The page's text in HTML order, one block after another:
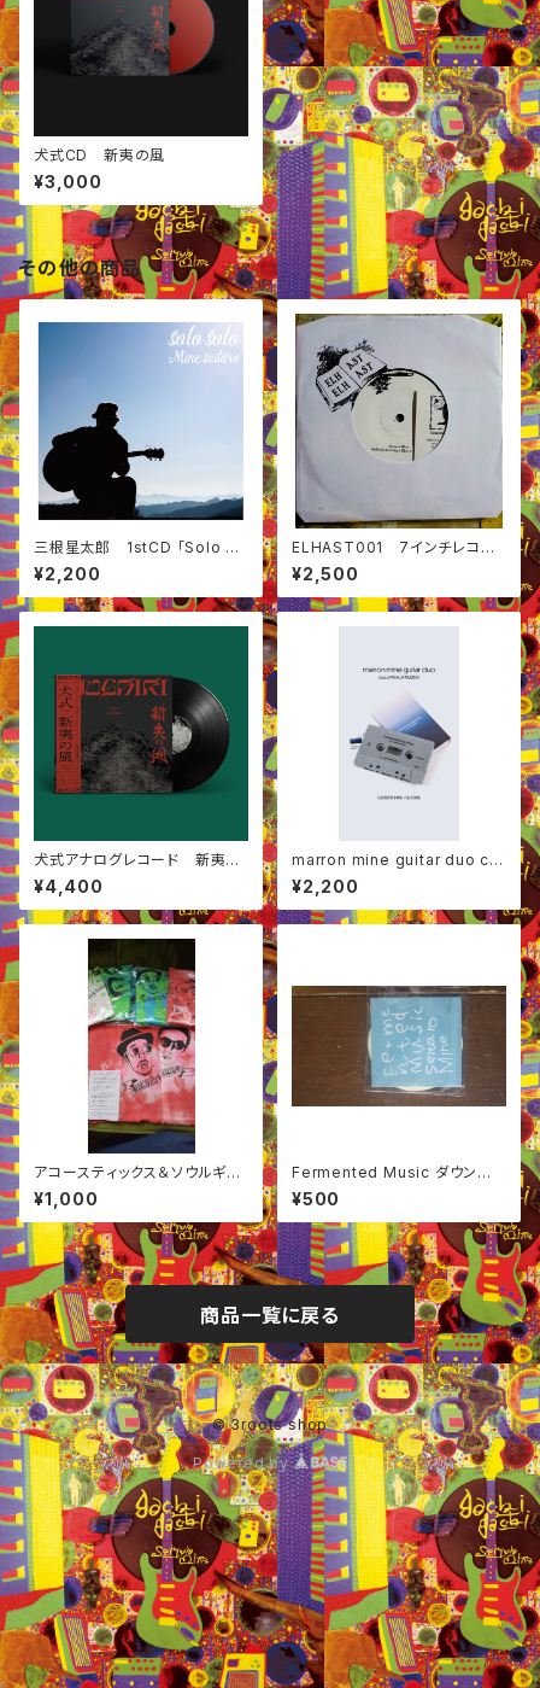
犬式CD 新夷の風
¥3,000
その他の商品
三根星太郎 1stCD 「Solo So
lo」
¥2,200
ELHAST001 7インチレコー
ド
¥2,500
犬式アナログレコード 新夷の
風
¥4,400
marron mine guitar duo ca
ssette tape
¥2,200
アコースティックス＆ソウルギャ
ング 手ぬぐい
¥1,000
Fermented Music ダウンロ
ードコード付きステッカー
¥500
商品一覧に戻る
© 3roots shop
Powered by